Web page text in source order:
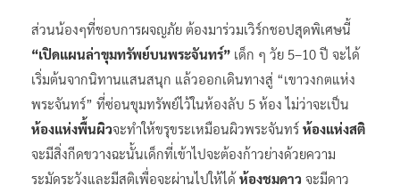
ส่วนน้องๆที่ชอบการผจญภัย ต้องมาร่วมเวิร์กชอปสุดพิเศษนี้
“เปิดแผนล่าขุมทรัพย์บนพระจันทร์” เด็ก ๆ วัย 5–10 ปี จะได้
เริ่มต้นจากนิทานแสนสนุก แล้วออกเดินทางสู่ “เขาวงกตแห่ง
พระจันทร์” ที่ซ่อนขุมทรัพย์ไว้ในห้องลับ 5 ห้อง ไม่ว่าจะเป็น
ห้องแห่งพื้นผิวจะทำให้ขรุขระเหมือนผิวพระจันทร์ ห้องแห่งสติ
จะมีสิ่งกีดขวางฉะนั้นเด็กที่เข้าไปจะต้องก้าวย่างด้วยความ
ระมัดระวังและมีสติเพื่อจะผ่านไปให้ได้ห้องชมดาว จะมีดาว